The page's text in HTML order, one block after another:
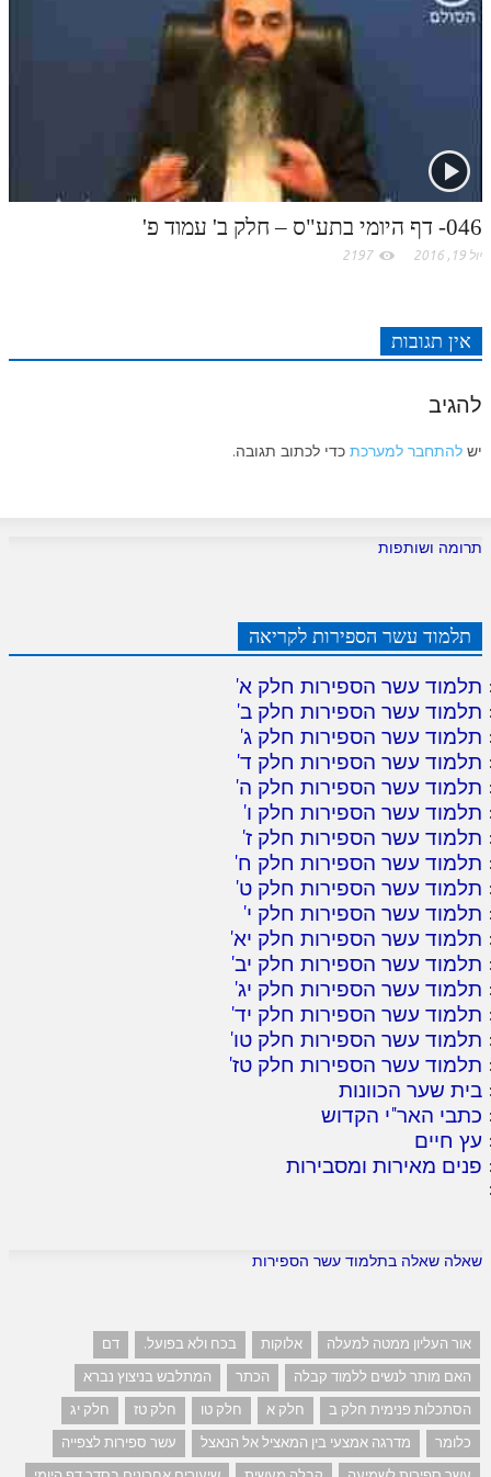
046- דף היומי בתע"ס – חלק ב' עמוד פ'
יול 19, 2016 2197
אין תגובות
להגיב
יש להתחבר למערכת כדי לכתוב תגובה.
תרומה ושותפות
תלמוד עשר הספירות לקריאה
תלמוד עשר הספירות חלק א'
תלמוד עשר הספירות חלק ב'
תלמוד עשר הספירות חלק ג'
תלמוד עשר הספירות חלק ד'
תלמוד עשר הספירות חלק ה'
תלמוד עשר הספירות חלק ו'
תלמוד עשר הספירות חלק ז'
תלמוד עשר הספירות חלק ח'
תלמוד עשר הספירות חלק ט'
תלמוד עשר הספירות חלק י'
תלמוד עשר הספירות חלק יא'
תלמוד עשר הספירות חלק יב'
תלמוד עשר הספירות חלק יג'
תלמוד עשר הספירות חלק יד'
תלמוד עשר הספירות חלק טו'
תלמוד עשר הספירות חלק טז'
בית שער הכוונות
כתבי האר"י הקדוש
עץ חיים
פנים מאירות ומסבירות
שאלה שאלה בתלמוד עשר הספירות
אור העליון ממטה למעלה אלוקות בכח ולא בפועל.
דם
האם מותר לנשים ללמוד קבלה
הכתר
המתלבש בניצוץ נברא
הסתכלות פנימית חלק ב
חלק א חלק טו חלק טז
חלק יג
כלומר
מדרגה אמצעי בין המאציל אל הנאצל
עשר ספירות לצפייה